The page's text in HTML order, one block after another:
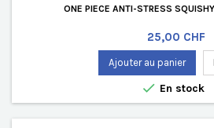
ONE PIECE ANTI-STRESS
Prix
25,00 CHF
Ajouter au panier
 En stock